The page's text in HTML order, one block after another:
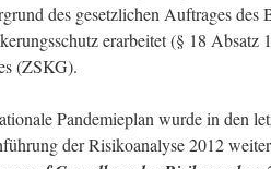
des gesetzlichen Auftrages
erarbeitet (§ 18 Absatz
(ZSKG).
Pandemieplan wurde in den
der Risikoanalyse 2012